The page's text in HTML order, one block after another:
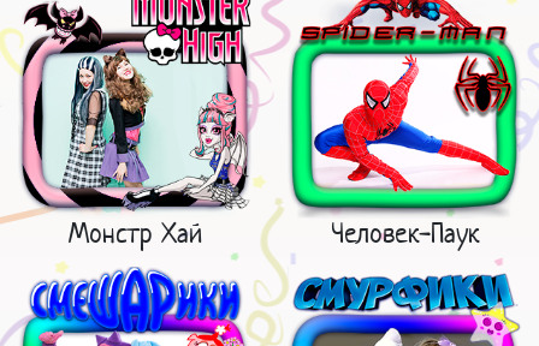
Монстр Хай Человек-Паук